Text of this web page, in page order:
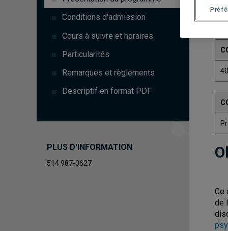
Conditions d'admission
Cours à suivre et horaires
Particularités
Remarques et règlements
Descriptif en format PDF
PLUS D'INFORMATION
514 987-3627
Ce
de